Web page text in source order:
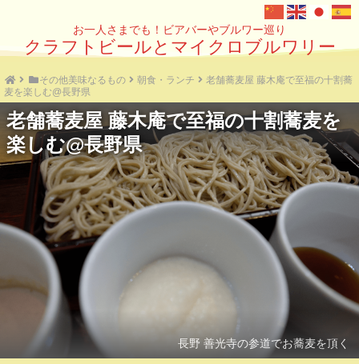
お一人さまでも！ビアバーやブルワー巡り
クラフトビールとマイクロブルワリー
その他美味なるもの 朝食・ランチ
老舗蕎麦屋 藤木庵で至福の十割蕎
麦を楽しむ@長野県
老舗蕎麦屋 藤木庵で至福の十割蕎麦を
楽しむ@長野県
長野 善光寺の参道でお蕎麦を頂く